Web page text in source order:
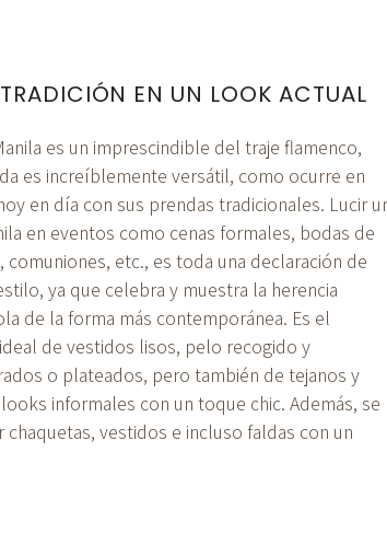
EN UN LOOK ACTUAL
es un imprescindible del traje flamenco,
es increíblemente versátil, como ocurre en
en día con sus prendas tradicionales. Lucir
en eventos como cenas formales, bodas de
comuniones, etc., es toda una declaración de
ya que celebra y muestra la herencia
de la forma más contemporánea. Es el
de vestidos lisos, pelo recogido y
o plateados, pero también de tejanos y
informales con un toque chic. Además, se
chaquetas, vestidos e incluso faldas con un